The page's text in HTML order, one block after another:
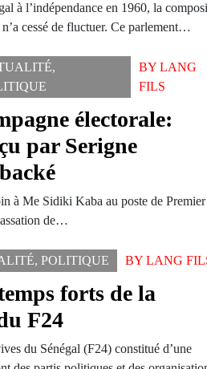
à l’indépendance en 1960, la
cessé de fluctuer. Ce parlement…
,
BYLANG
FILS
électorale:
par Serigne
à Me Sidiki Kaba au poste de Premier
de…
,POLITIQUE BYLANG
forts de la
F24
du Sénégal (F24) constitué d’une